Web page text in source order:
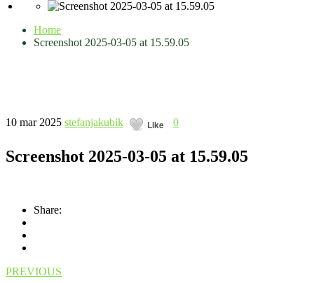
Home
Screenshot 2025-03-05 at 15.59.05
10 mar 2025 stefanjakubik Like 0
Screenshot 2025-03-05 at 15.59.05
Share:
PREVIOUS